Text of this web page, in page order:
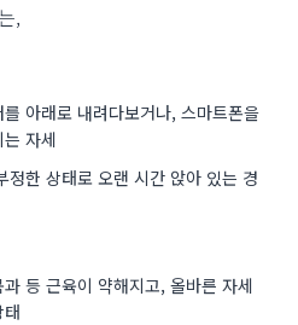
,
아래로 내려다보거나, 스마트폰을
자세
정한 상태로 오랜 시간 앉아 있는 경
등 근육이 약해지고, 올바른 자세